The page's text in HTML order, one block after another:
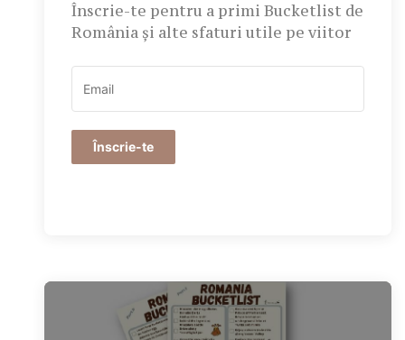
Înscrie-te pentru a primi Bucketlist de
România și alte sfaturi utile pe viitor
Înscrie-te